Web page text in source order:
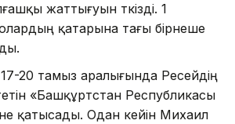
жаттығуын өткізді. 1
қатарына тағы бірнеше
20 тамыз аралығында Ресейдің
«Башқұртстан Республикасы
қатысады. Одан кейін Михаил